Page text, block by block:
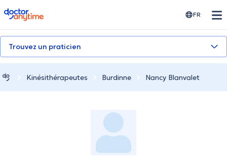
doctoranytime FR
Trouvez un praticien
Kinésithérapeutes Burdinne Nancy Blanvalet